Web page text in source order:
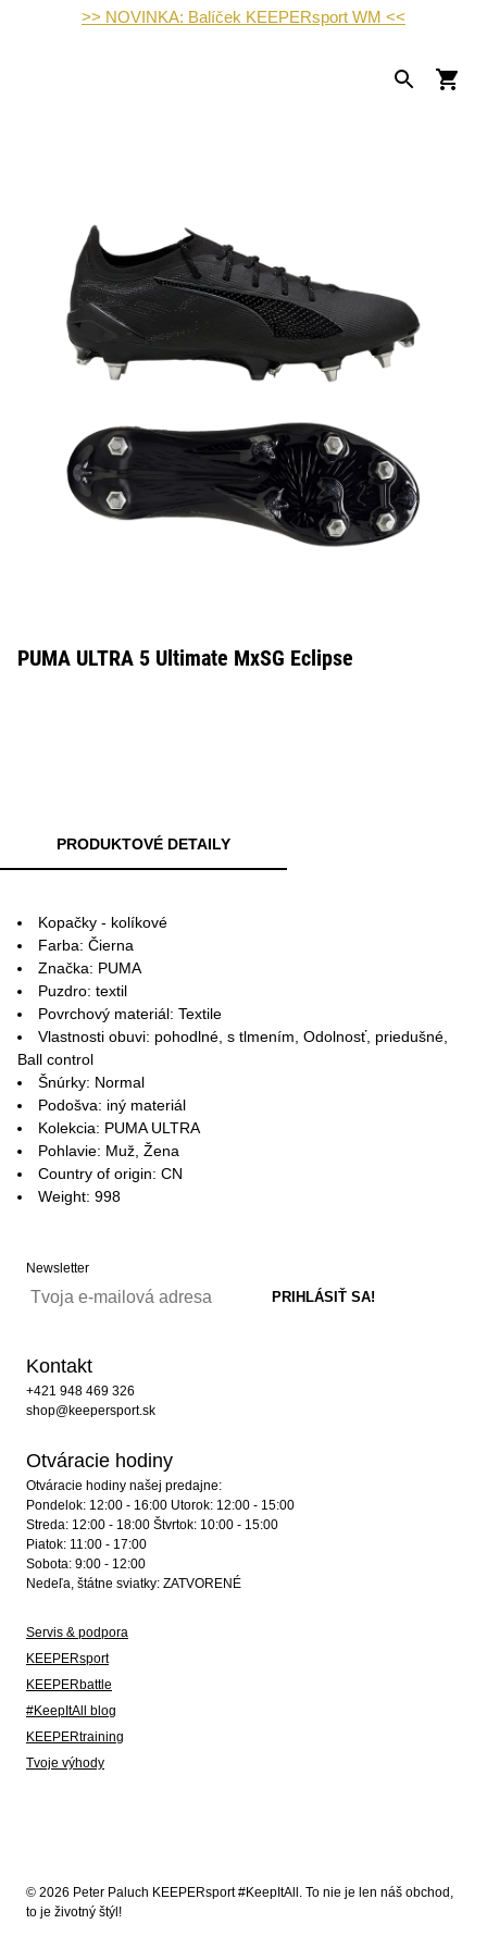
>> NOVINKA: Balíček KEEPERsport WM <<
PUMA ULTRA 5 Ultimate MxSG Eclipse
PRODUKTOVÉ DETAILY
Kopačky - kolíkové
Farba: Čierna
Značka: PUMA
Puzdro: textil
Povrchový materiál: Textile
Vlastnosti obuvi: pohodlné, s tlmením, Odolnosť, priedušné,
Ball control
Šnúrky: Normal
Podošva: iný materiál
Kolekcia: PUMA ULTRA
Pohlavie: Muž, Žena
Country of origin: CN
Weight: 998
Newsletter
Kontakt
+421 948 469 326
shop@keepersport.sk
Otváracie hodiny
Otváracie hodiny našej predajne:
Pondelok: 12:00 - 16:00 Utorok: 12:00 - 15:00
Streda: 12:00 - 18:00 Štvrtok: 10:00 - 15:00
Piatok: 11:00 - 17:00
Sobota: 9:00 - 12:00
Nedeľa, štátne sviatky: ZATVORENÉ
Servis & podpora
KEEPERsport
KEEPERbattle
#KeepItAll blog
KEEPERtraining
Tvoje výhody
© 2026 Peter Paluch KEEPERsport #KeepItAll. To nie je len náš obchod,
to je životný štýl!